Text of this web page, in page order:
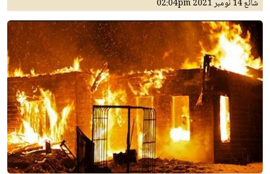
شائع14 نومبر 2021 02:04pm